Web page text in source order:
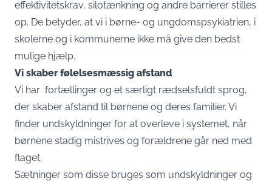
effektivitetskrav, silotænkning og andre barrierer stilles
op. De betyder, at vi i børne- og ungdomspsykiatrien, i
skolerne og i kommunerne ikke må give den bedst
mulige hjælp.
Vi skaber følelsesmæssig afstand
Vi har fortællinger og et særligt rædselsfuldt sprog,
der skaber afstand til børnene og deres familier. Vi
finder undskyldninger for at overleve i systemet, når
børnene stadig mistrives og forældrene går ned med
flaget.
Sætninger som disse bruges som undskyldninger og